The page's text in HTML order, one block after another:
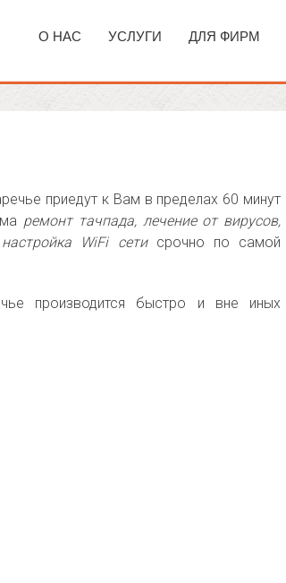
О НАС УСЛУГИ ДЛЯ ФИРМ
приедут к Вам в пределах 60 минут
ремонт тачпада, лечение от вирусов,
WiFi сетисрочно по самой
производится быстро и вне иных